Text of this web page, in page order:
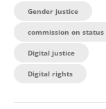
Gender justice
commission on
Digital justice
Digital rights